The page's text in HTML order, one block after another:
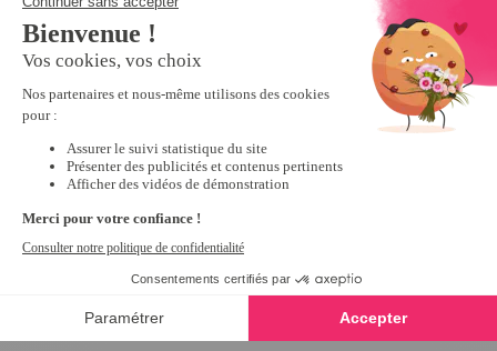
Derniers articles consultés
Moule chocolat